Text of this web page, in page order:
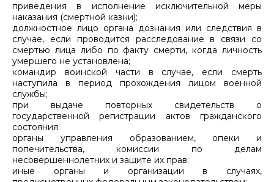
приведения в исполнение исключительной меры
наказания (смертной казни);
должностное лицо органа дознания или следствия в
случае, если проводится расследование в связи со
смертью лица либо по факту смерти, когда личность
умершего не установлена;
командир воинской части в случае, если смерть
наступила в период прохождения лицом военной
службы;
при выдаче повторных свидетельств о
государственной регистрации актов гражданского
состояния:
органы управления образованием, опеки и
попечительства, комиссии по делам
несовершеннолетних и защите их прав;
иные органы и организации в случаях,